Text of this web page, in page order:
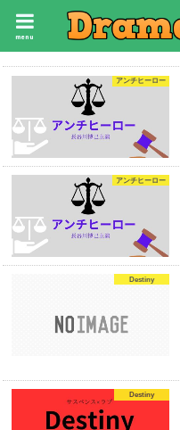
menu
アンチヒーロー
アンチヒーロー
Destiny
Destiny